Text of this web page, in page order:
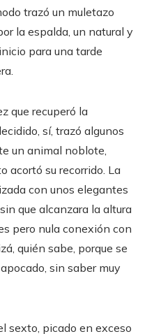
trazó un muletazo
la espalda, un natural y
para una tarde
que recuperó la
sí, trazó algunos
un animal noblote,
acortó su recorrido. La
con unos elegantes
que alcanzara la altura
pero nula conexión con
quién sabe, porque se
sin saber muy
sexto, picado en exceso